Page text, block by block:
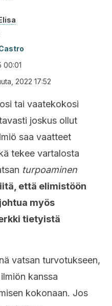
00:01
2022 17:52
tai vaatekokosi
joskus ollut
saa vaatteet
tekee vartalosta
turpoaminen
että elimistöön
myös
tietyistä
vatsan turvotukseen,
kanssa
kokonaan. Jos